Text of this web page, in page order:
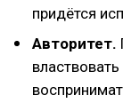
придётся
Авторитет.